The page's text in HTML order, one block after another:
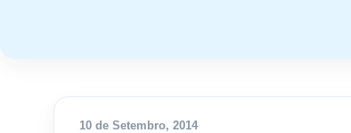
10 de Setembro, 2014